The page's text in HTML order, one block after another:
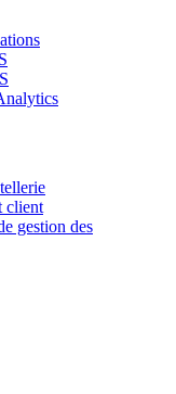
client
gestion des